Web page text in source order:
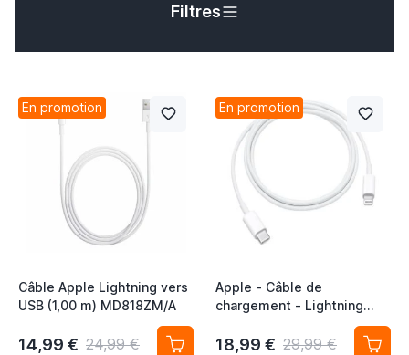
Filtres
En promotion
Câble Apple Lightning vers
USB (1,00 m) MD818ZM/A
14,99 € 24,99 €
En promotion
Apple - Câble de
chargement - Lightning
18,99 € 29,99 €